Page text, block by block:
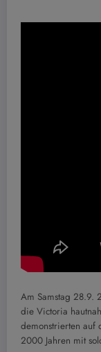
Am Samstag 28.9.
die Victoria
demonstrierten auf
2000 Jahren mit